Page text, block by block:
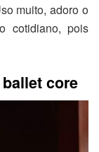
muito, adoro o
cotidiano, pois
core